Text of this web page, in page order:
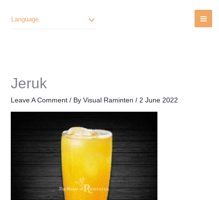
Language
Jeruk
Leave A Comment / By Visual Raminten / 2 June 2022